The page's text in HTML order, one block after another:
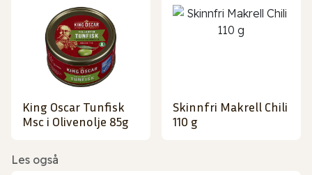
King Oscar Tunfisk
Msc i Olivenolje 85g
Skinnfri Makrell Chili
110 g
Les også